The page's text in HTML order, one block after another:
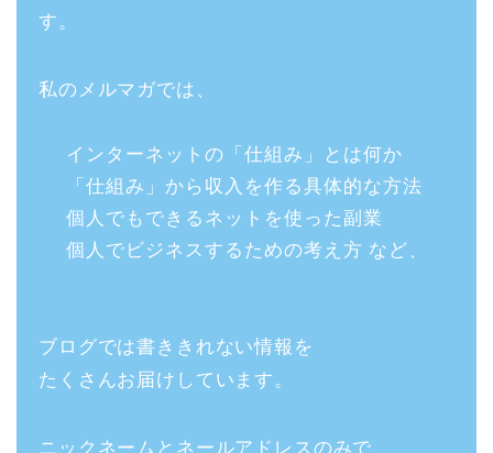
す。
私のメルマガでは、
インターネットの「仕組み」とは何か
「仕組み」から収入を作る具体的な方法
個人でもできるネットを使った副業
個人でビジネスするための考え方 など、
ブログでは書ききれない情報を
たくさんお届けしています。
ニックネームとネールアドレスのみで